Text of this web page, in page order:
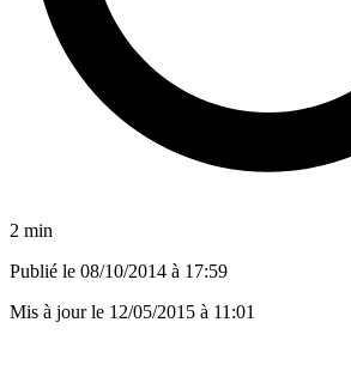
2 min
Publié le 08/10/2014 à 17:59
Mis à jour le 12/05/2015 à 11:01